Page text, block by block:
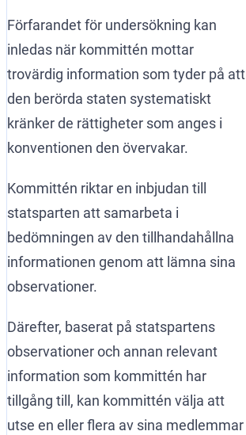
Förfarandet för undersökning kan
inledas när kommittén mottar
trovärdig information som tyder på att
den berörda staten systematiskt
kränker de rättigheter som anges i
konventionen den övervakar.
Kommittén riktar en inbjudan till
statsparten att samarbeta i
bedömningen av den tillhandahållna
informationen genom att lämna sina
observationer.
Därefter, baserat på statspartens
observationer och annan relevant
information som kommittén har
tillgång till, kan kommittén välja att
utse en eller flera av sina medlemmar